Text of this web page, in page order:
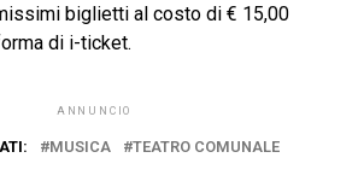
biglietti al costo di € 15,00
di i-ticket.
ANNUNCIO
MUSICA TEATRO COMUNALE